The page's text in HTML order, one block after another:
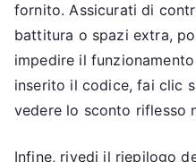
fornito. Assicurati di
battitura o spazi extra,
impedire il
inserito il codice, fai clic
vedere lo sconto riflesso
Infine, rivedi il riepilogo